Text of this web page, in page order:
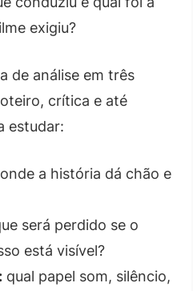
exigiu?
de análise em três
crítica e até
estudar:
onde a história dá chão e
será perdido se o
está visível?
qual papel som, silêncio,